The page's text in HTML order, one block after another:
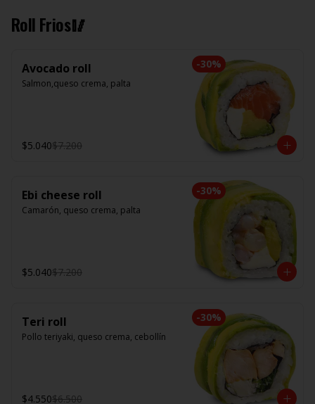
Roll Frios🥢
-30%
Avocado roll
Salmon,queso crema, palta
$5.040$7.200
-30%
Ebi cheese roll
Camarón, queso crema, palta
$5.040$7.200
-30%
Teri roll
Pollo teriyaki, queso crema, cebollín
$4.550$6.500